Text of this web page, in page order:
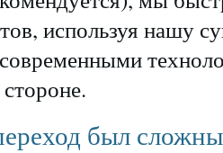
используя нашу
был